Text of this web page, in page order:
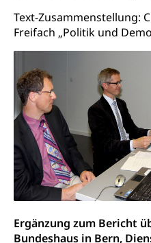
Text-Zusammenstellung:
Freifach „Politik und
Ergänzung zum Bericht
Bundeshaus in Bern,